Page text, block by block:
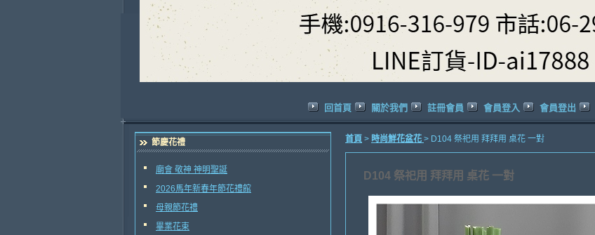
回首頁 關於我們 註冊會員 會員登入 會員登出
節慶花禮
廟會 敬神 神明聖誕
2026馬年新春年節花禮館
母親節花禮
畢業花束
首頁 > 時尚鮮花盆花 > D104 祭祀用 拜拜用 桌花 一對
D104 祭祀用 拜拜用 桌花 一對